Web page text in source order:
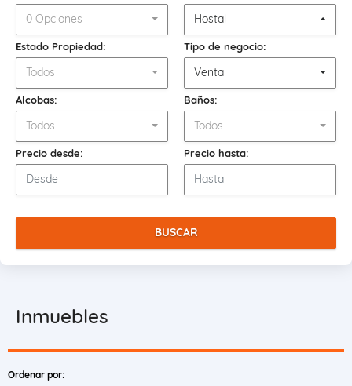
0 Opciones Hostal
Estado Propiedad:
Todos
Tipo de negocio:
Venta
Alcobas:
Todos
Baños:
Todos
Precio desde: Precio hasta:
BUSCAR
Inmuebles
Ordenar por: